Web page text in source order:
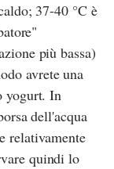
37-40 °C è
più bassa)
avrete una
yogurt. In
dell'acqua
relativamente
quindi lo